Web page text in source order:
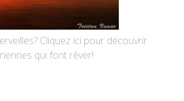
Cliquez ici pour découvrir
qui font rêver!